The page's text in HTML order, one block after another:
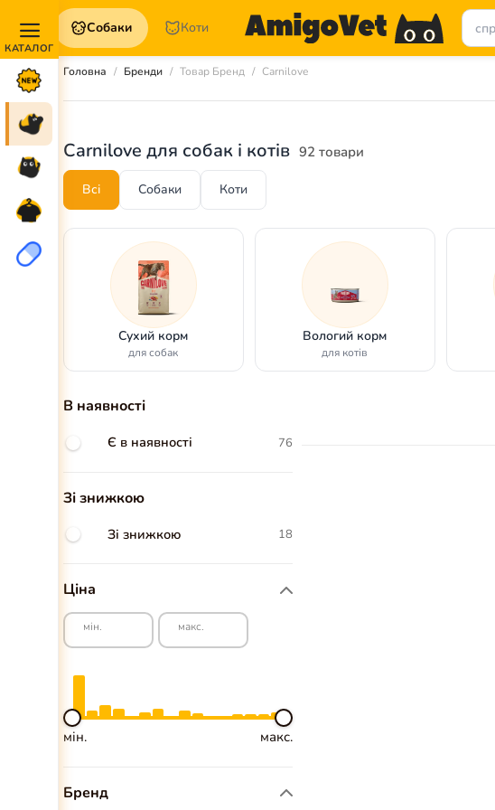
Собаки Коти
Головна Бренди Товар Бренд Carnilove
Carnilove для собак і котів 92 товари
Всі Собаки Коти
Сухий корм
для собак
Вологий корм
для котів
В наявності
Є в наявності 76
Зі знижкою
Зі знижкою 18
Ціна
мін. макс.
мін. макс.
Бренд
Акції та
Коти
Для